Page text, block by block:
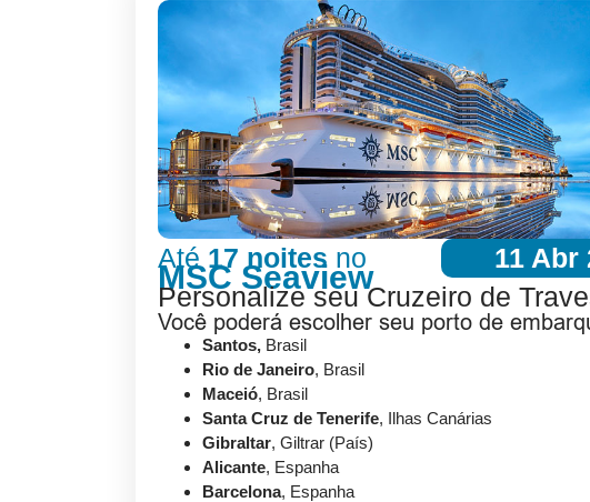
Até 17 noites no 11 Abr
MSC Seaview
Personalize seu Cruzeiro de
Você poderá escolher seu porto de
Santos, Brasil
Rio de Janeiro, Brasil
Maceió, Brasil
Santa Cruz de Tenerife, Ilhas Canárias
Gibraltar, Giltrar (País)
Alicante, Espanha
Barcelona, Espanha